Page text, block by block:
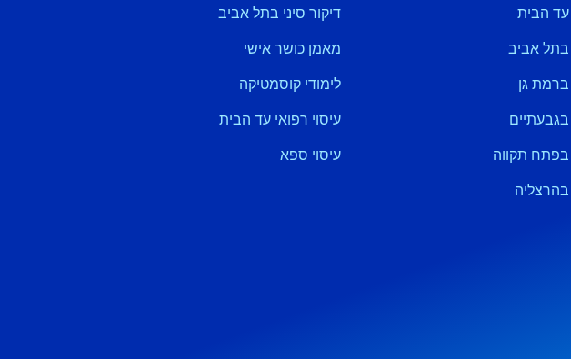
עד הבית
בתל אביב
ברמת גן
בגבעתיים
בפתח תקווה
בהרצליה
דיקור סיני בתל אביב
מאמן כושר אישי
לימודי קוסמטיקה
עיסוי רפואי עד הבית
עיסוי ספא